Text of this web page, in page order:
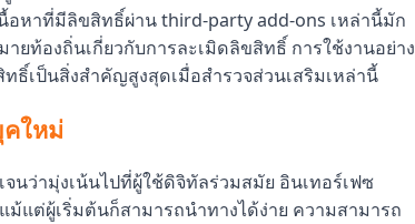
อหาที่มีลิขสิทธิ์ผ่าน third-party add-ons เหล่านี้มัก
ยท้องถิ่นเกี่ยวกับการละเมิดลิขสิทธิ์ การใช้งานอย่าง
เป็นสิ่งสำคัญสูงสุดเมื่อสำรวจส่วนเสริมเหล่านี้
ใหม่
นว่ามุ่งเน้นไปที่ผู้ใช้ดิจิทัลร่วมสมัย อินเทอร์เฟซ
แต่ผู้เริ่มต้นก็สามารถนำทางได้ง่าย ความสามารถ